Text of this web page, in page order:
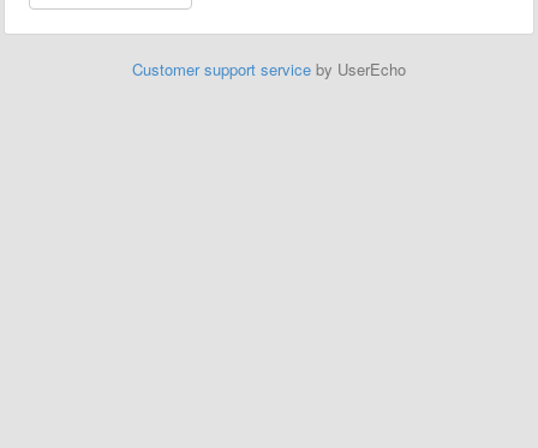
Customer support service by UserEcho